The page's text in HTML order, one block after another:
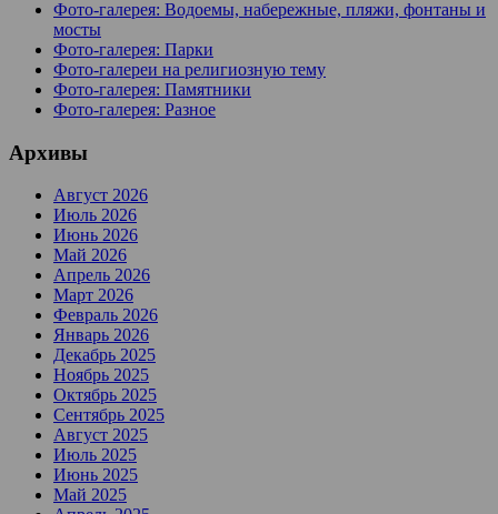
Фото-галерея: Водоемы, набережные, пляжи, фонтаны и
мосты
Фото-галерея: Парки
Фото-галереи на религиозную тему
Фото-галерея: Памятники
Фото-галерея: Разное
Архивы
Август 2026
Июль 2026
Июнь 2026
Май 2026
Апрель 2026
Март 2026
Февраль 2026
Январь 2026
Декабрь 2025
Ноябрь 2025
Октябрь 2025
Сентябрь 2025
Август 2025
Июль 2025
Июнь 2025
Май 2025